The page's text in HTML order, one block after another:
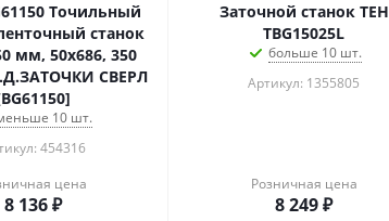
Точильный
станок
мм, 50х686, 350
СВЕРЛ
10 шт.
454316
цена
8 136₽
Заточной станок TEH
TBG15025L
больше 10 шт.
Артикул: 1355805
Розничная цена
8 249₽